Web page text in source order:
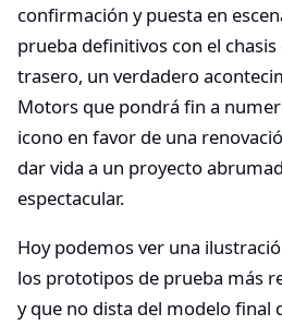
confirmación y puesta en
prueba definitivos con el
trasero, un verdadero
Motors que pondrá fin a
icono en favor de una
dar vida a un proyecto
espectacular.
Hoy podemos ver una
los prototipos de prueba más
y que no dista del modelo final